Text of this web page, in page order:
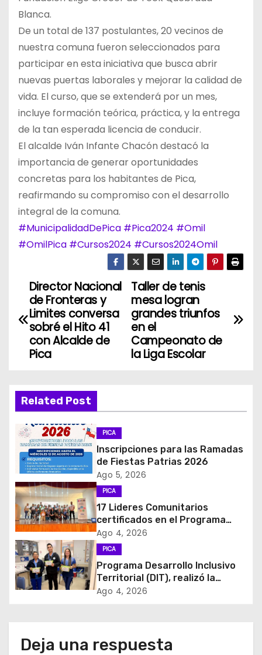
Blanca.
De un total de 137 postulantes, 20 vecinos de
nuestra comuna fueron seleccionados para
participar en esta iniciativa que busca abrir
nuevas puertas laborales y mejorar la calidad de
vida. El curso, que se extenderá por un mes,
incluye formación teórica, práctica, y la entrega
de la tan esperada licencia de conducir.
El alcalde Iván Infante Chacón destacó la
importancia de generar oportunidades
concretas para los habitantes de Pica,
reafirmando su compromiso con el desarrollo
integral de la comuna.
#MunicipalidadDePica #Pica2024 #Omil
#OmilPica #Cursos2024 #Cursos2024Omil
N
a
g
a
c
i
ó
n
d
e
e
t
Taller de tenis
mesa logran
grandes triunfos
en el
Campeonato de
la Liga Escolar
Director Nacional
de Fronteras y
Limites conversa
sobré el Hito 41
con Alcalde de
Pica
Related Post
PICA
Inscripciones para las Ramadas
de Fiestas Patrias 2026
Ago 5, 2026
PICA
17 Lideres Comunitarios
certificados en el Programa
MÁS AMA
Ago 4, 2026
PICA
Programa Desarrollo Inclusivo
Territorial (DIT), realizó la
entrega de Cajas de Regulación
Ago 4, 2026
Deja una respuesta